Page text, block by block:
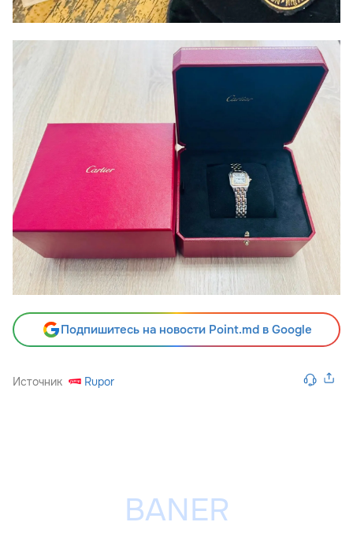
Подпишитесь на новости Point.md в Google
Источник Rupor